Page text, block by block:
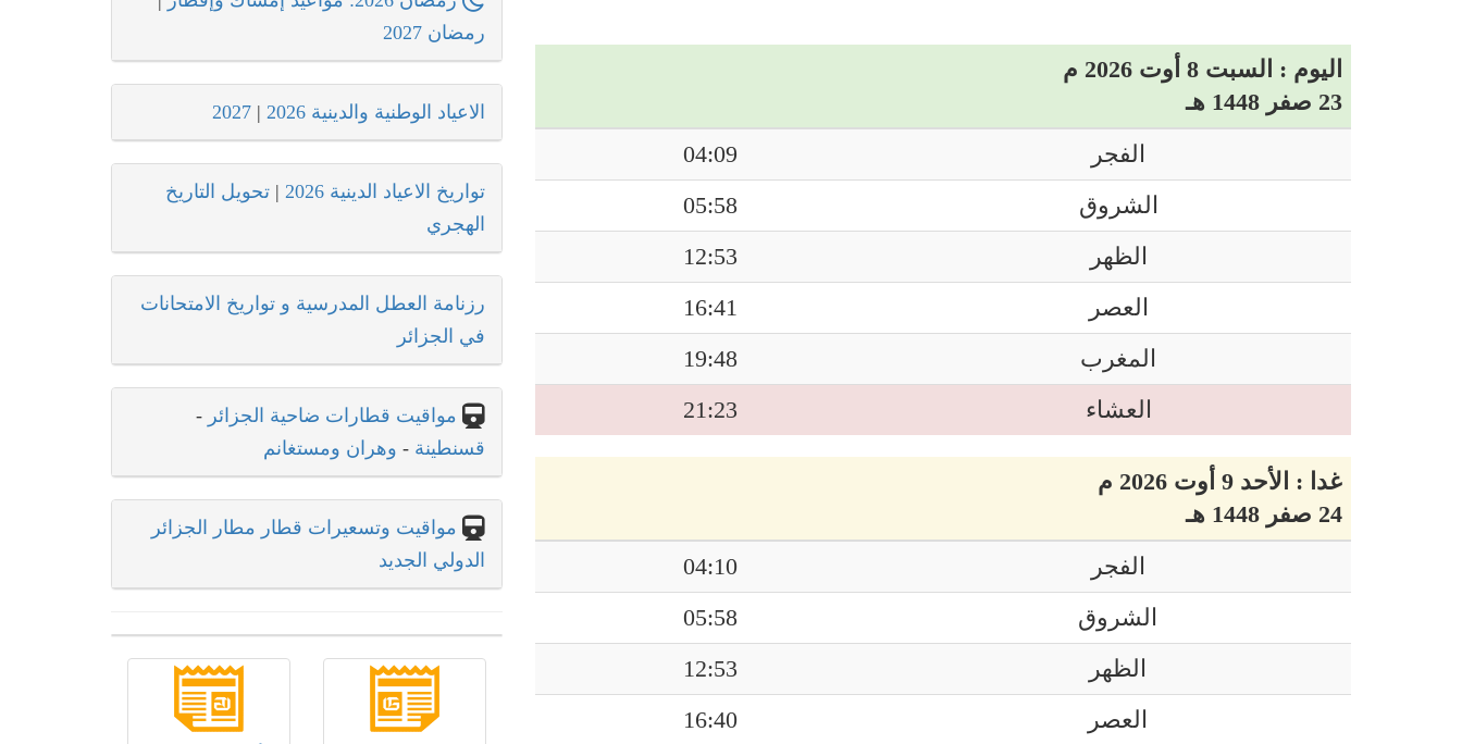
اليوم : السبت 8 أوت 2026 م
23 صفر 1448 هـ
الفجر
04:09
الشروق
05:58
الظهر
12:53
العصر
16:41
المغرب
19:48
العشاء
21:23
غدا : الأحد 9 أوت 2026 م
24 صفر 1448 هـ
الفجر
04:10
الشروق
05:58
الظهر
12:53
العصر
16:40
رمضان 2027
الاعياد الوطنية والدينية 2026 |
2027
تواريخ الاعياد الدينية 2026 | تحويل التاريخ
الهجري
رزنامة العطل المدرسية و تواريخ الامتحانات
في الجزائر
مواقيت قطارات ضاحية الجزائر -
قسنطينة - وهران ومستغانم
مواقيت وتسعيرات قطار مطار الجزائر
الدولي الجديد